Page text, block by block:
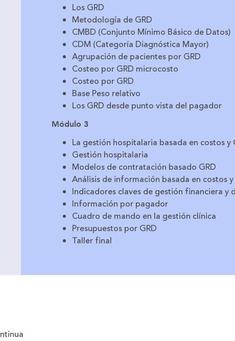
Los GRD
Metodología de GRD
CMBD (Conjunto Mínimo Básico de Datos)
CDM (Categoría Diagnóstica Mayor)
Agrupación de pacientes por GRD
Costeo por GRD microcosto
Costeo por GRD
Base Peso relativo
Los GRD desde punto vista del pagador
Módulo 3
La gestión hospitalaria basada en costos y
Gestión hospitalaria
Modelos de contratación basado GRD
Análisis de información basada en costos y
Indicadores claves de gestión financiera y
Información por pagador
Cuadro de mando en la gestión clínica
Presupuestos por GRD
Taller final